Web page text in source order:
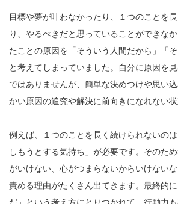
目標や夢が叶わなかったり、１つのことを
り、やるべきだと思っていることができな
たことの原因を「そういう人間だから」「そ
と考えてしまっていました。自分に原因を
ではありませんが、簡単な決めつけや思い
かい原因の追究や解決に前向きになれない状
例えば、１つのことを長く続けられないの
しもうとする気持ち」が必要です。そのた
がいけない、心がつまらないからいけない
責める理由がたくさん出てきます。最終的